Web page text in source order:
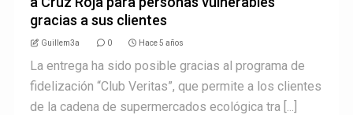
gracias a sus clientes
Guillem3a 0 Hace 5 años
La entrega ha sido posible gracias al programa de
fidelización “Club Veritas”, que permite a los clientes
de la cadena de supermercados ecológica tra [...]